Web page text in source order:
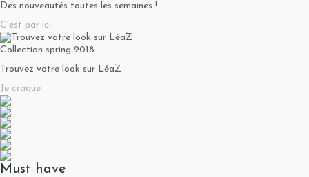
Des nouveautés toutes les semaines !
C'est par ici
Collection spring 2018
Trouvez votre look sur LéaZ
Je craque
Must have